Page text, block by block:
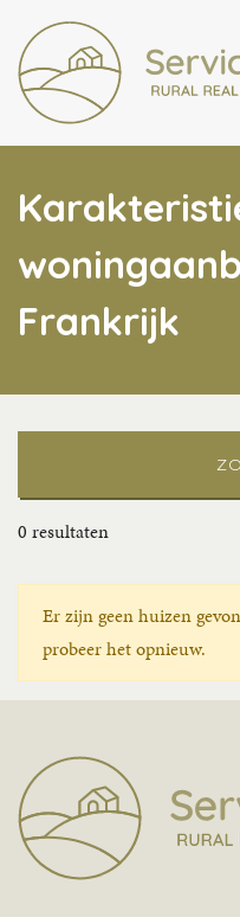
Frankrijk
0 resultaten
Er zijn geen huizen
probeer het opnieuw.